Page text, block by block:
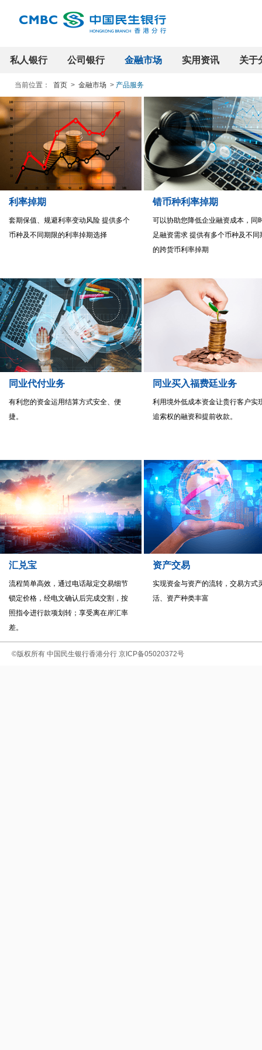
私人银行 公司银行 金融市场 实用资讯 关于
当前位置： 首页 > 金融市场 > 产品服务
利率掉期
套期保值、规避利率变动风险 提供多个
币种及不同期限的利率掉期选择
错币种利率掉期
可以协助您降低企业融资成本，同
足融资需求 提供有多个币种及不同
的跨货币利率掉期
同业代付业务
有利您的资金运用结算方式安全、便
捷。
同业买入福费廷业务
利用境外低成本资金让贵行客户实
追索权的融资和提前收款。
汇兑宝
流程简单高效，通过电话敲定交易细节
锁定价格，经电文确认后完成交割，按
照指令进行款项划转；享受离在岸汇率
差。
资产交易
实现资金与资产的流转，交易方式
活、资产种类丰富
©版权所有 中国民生银行香港分行 京ICP备05020372号